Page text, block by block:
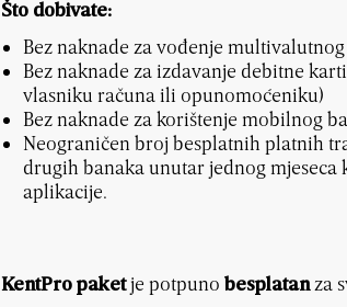
Što dobivate:
Bez naknade za vođenje
Bez naknade za izdavanje debitne
vlasniku računa ili opunomoćeniku)
Bez naknade za korištenje mobilnog
Neograničen broj besplatnih platnih
drugih banakaunutar jednog
aplikacije.
KentPro paketje potpuno besplatanza